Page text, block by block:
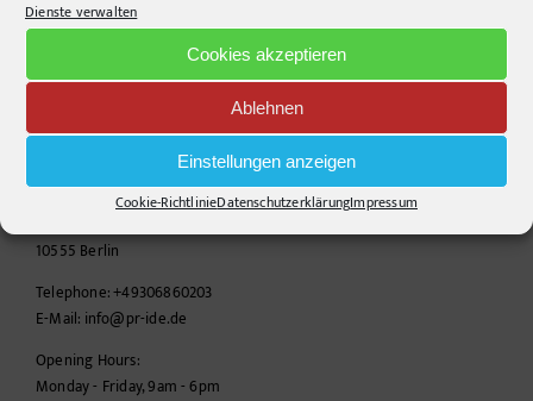
Dienste verwalten
Cookies akzeptieren
Ablehnen
Einstellungen anzeigen
Cookie-RichtlinieDatenschutzerklärungImpressum
pr-ide
10555 Berlin
Telephone:+49306860203
E-Mail: info@pr-ide.de
Opening Hours:
Monday - Friday, 9am - 6pm